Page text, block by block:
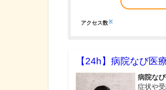
アクセス数※
【24h】 病院なび医
病院な
症状や